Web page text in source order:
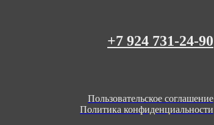
+7 924 731-24-90
Пользовательское соглашение
Политика конфиденциальности